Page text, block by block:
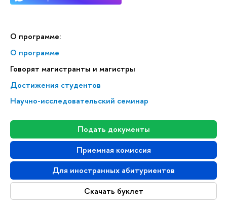
О программе:
О программе
Говорят магистранты и магистры
Достижения студентов
Научно-исследовательский семинар
Подать документы
Приемная комиссия
Для иностранных абитуриентов
Скачать буклет